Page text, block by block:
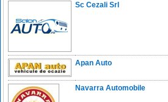
Sc Cezali Srl
Apan Auto
Navarra Automobile